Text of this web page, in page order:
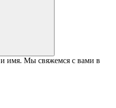
имя. Мы свяжемся с вами в